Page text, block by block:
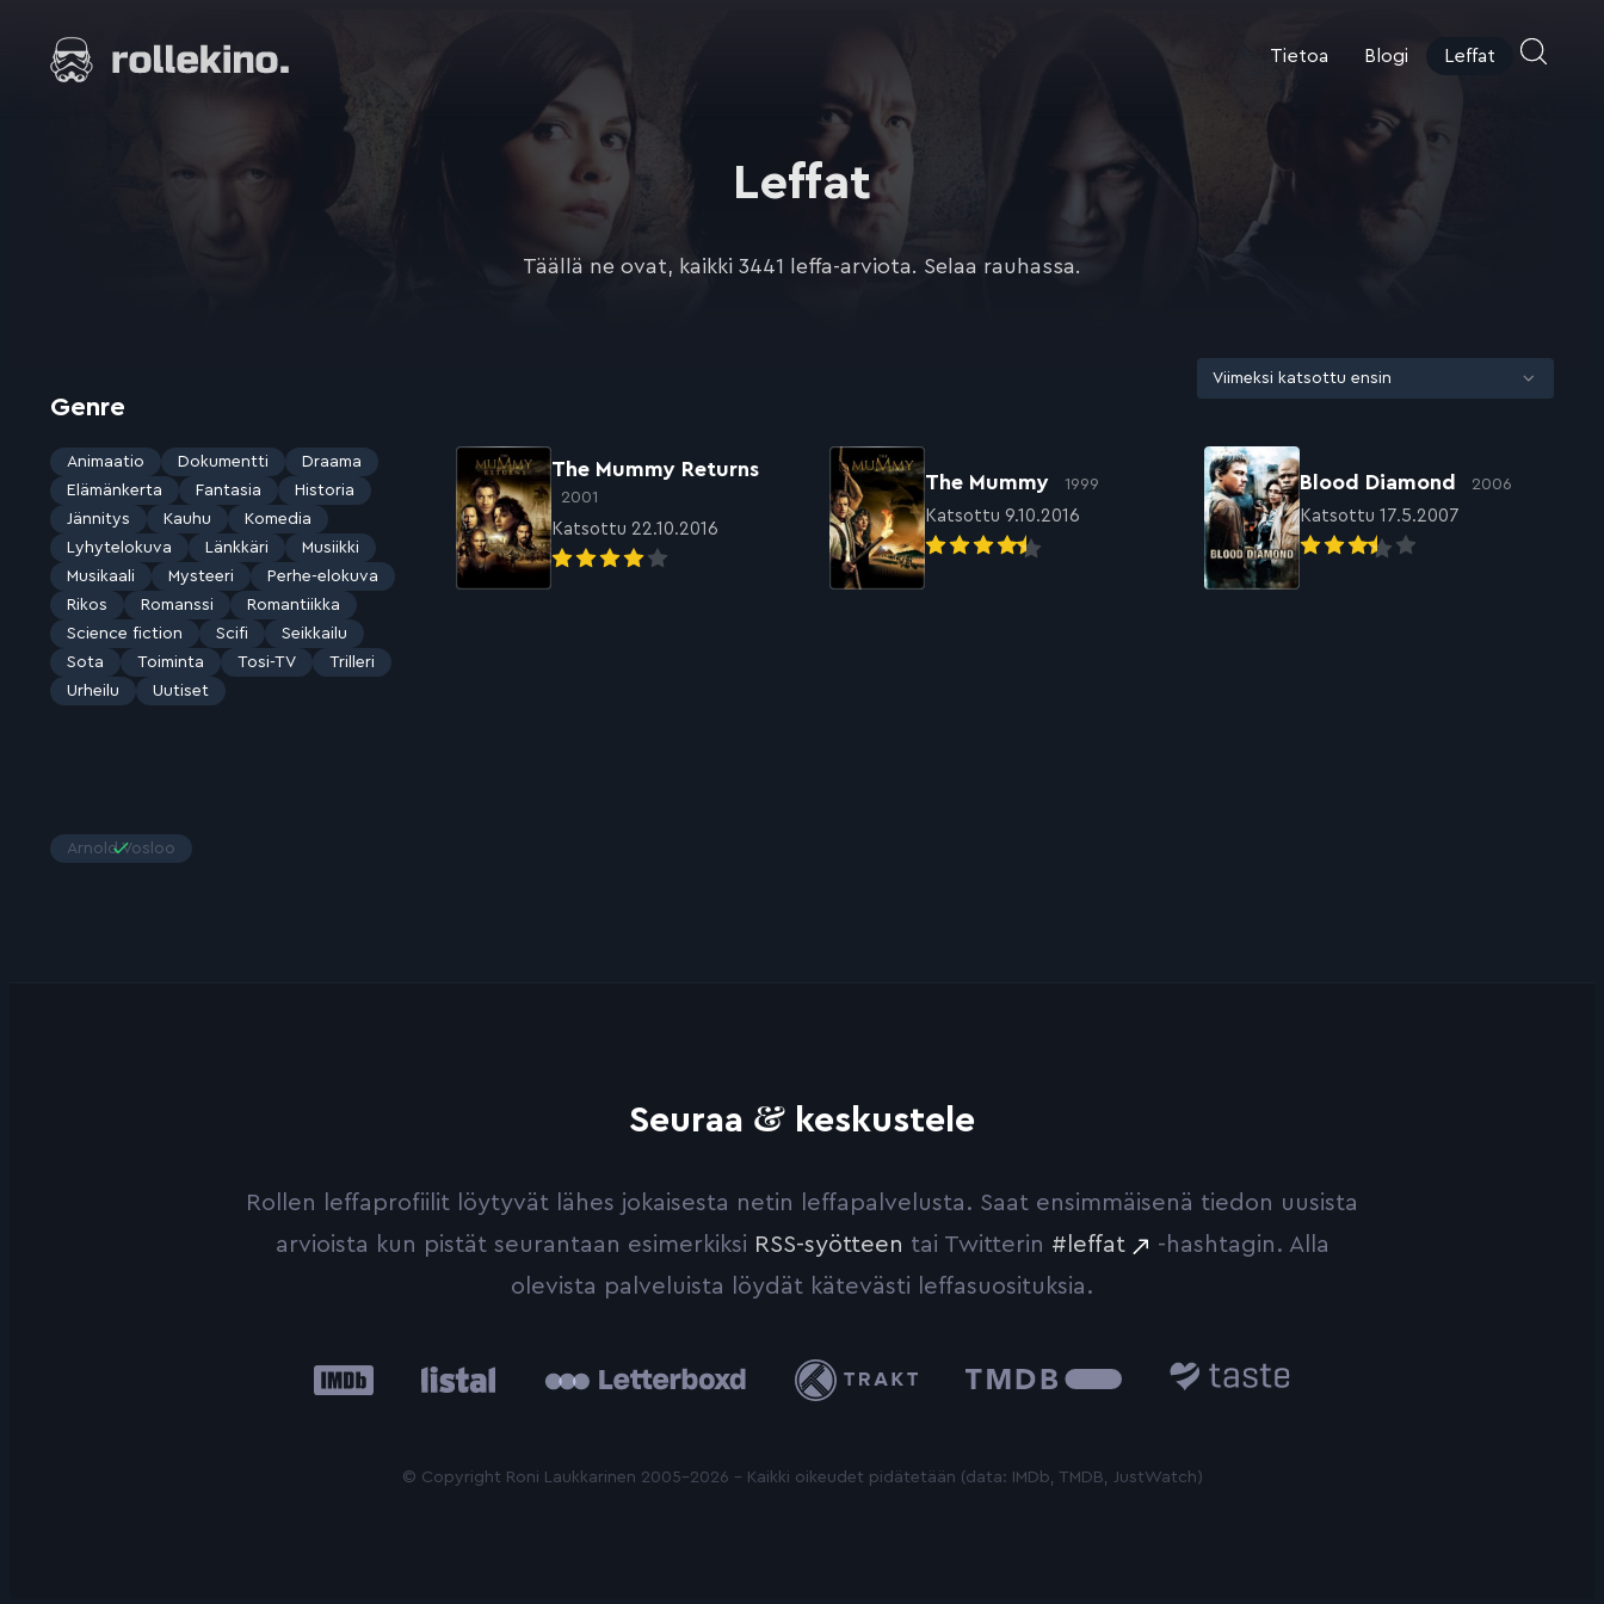
suoraan
sisältöön
Elokuvat ja elokuva-arviot | Rollekino.fi
Tietoa Blogi Leffat
Leffat
Täällä ne ovat, kaikki 3441 leffa-arviota. Selaa rauhassa.
Genre
Animaatio Dokumentti
Draama
Elämänkerta
Fantasia
Historia
Jännitys
Kauhu
Komedia
Lyhytelokuva
Länkkäri
Musiikki
Musikaali
Mysteeri
Perhe-elokuva
Rikos
Romanssi
Romantiikka
Science fiction
Scifi
Seikkailu
Sota
Toiminta Tosi-TV
Trilleri
Urheilu
Uutiset
Arnold Vosloo
The Mummy Returns
2001
Katsottu 22.10.2016
The Mummy 1999
Katsottu 9.10.2016
Blood Diamond 2006
Katsottu 17.5.2007
Seuraa & keskustele
Rollen leffaprofiilit löytyvät lähes jokaisesta netin leffapalvelusta. Saat ensimmäisenä tiedon uusista
arvioista kun pistät seurantaan esimerkiksi RSS-syötteen tai Twitterin #leffat
-hashtagin. Alla
olevista palveluista löydät kätevästi leffasuosituksia.
IMDb Trakt
Database
© Copyright Roni Laukkarinen 2005-2026 - Kaikki oikeudet pidätetään (data: IMDb, TMDB, JustWatch)